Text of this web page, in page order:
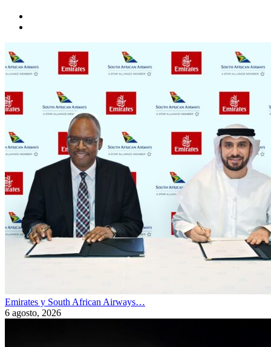
Emirates y South African Airways…
6 agosto, 2026